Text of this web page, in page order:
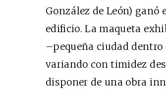
González de León)
edificio. La maqueta
–pequeña ciudad
variando con timidez
disponer de una obra